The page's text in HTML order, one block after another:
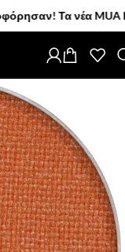
Τα νέα MUA PRO